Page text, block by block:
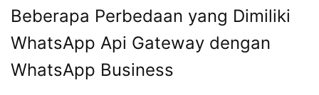
Beberapa Perbedaan yang Dimiliki
WhatsApp Api Gateway dengan
WhatsApp Business